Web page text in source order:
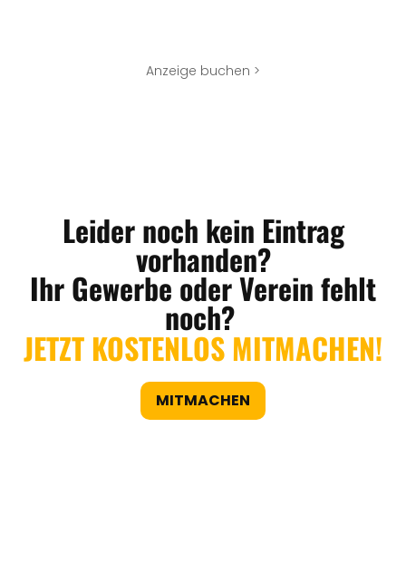
Anzeige buchen >
Leider noch kein Eintrag
vorhanden?
Ihr Gewerbe oder Verein fehlt
noch?
JETZT KOSTENLOS MITMACHEN!
MITMACHEN